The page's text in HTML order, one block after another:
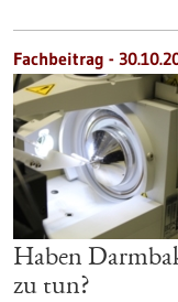
Fachbeitrag -
Haben
zu tun?